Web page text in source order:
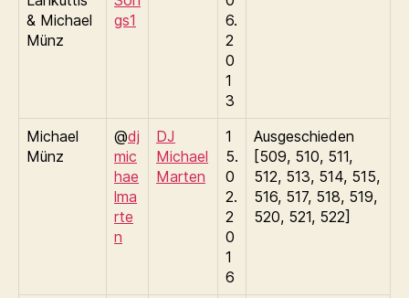
& Michael
Münz
gs1
6.
2
0
1
3
Michael
Münz
@dj
mic
hae
lma
rte
n
DJ
Michael
Marten
1
5.
0
2.
2
0
1
6
Ausgeschieden
[509, 510, 511,
512, 513, 514, 515,
516, 517, 518, 519,
520, 521, 522]